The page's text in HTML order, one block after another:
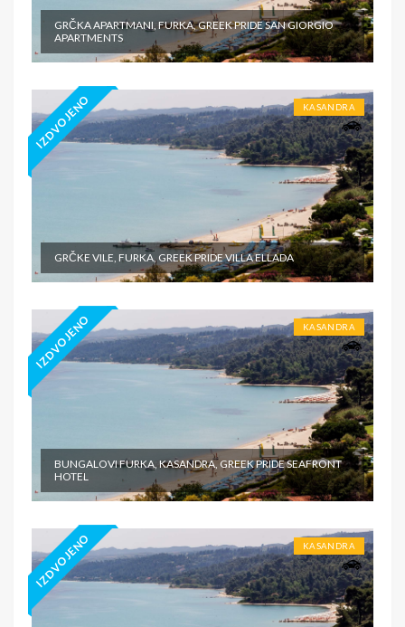
GRČKA APARTMANI, FURKA, GREEK PRIDE SAN GIORGIO
APARTMENTS
IZDVOJENO KASANDRA
GRČKE VILE, FURKA, GREEK PRIDE VILLA ELLADA
IZDVOJENO KASANDRA
BUNGALOVI FURKA, KASANDRA, GREEK PRIDE SEAFRONT
HOTEL
IZDVOJENO KASANDRA